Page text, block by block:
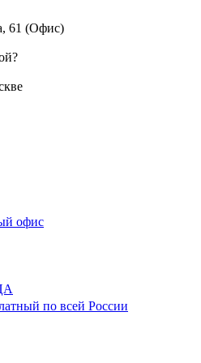
61 (Офис)
офис
по всей России